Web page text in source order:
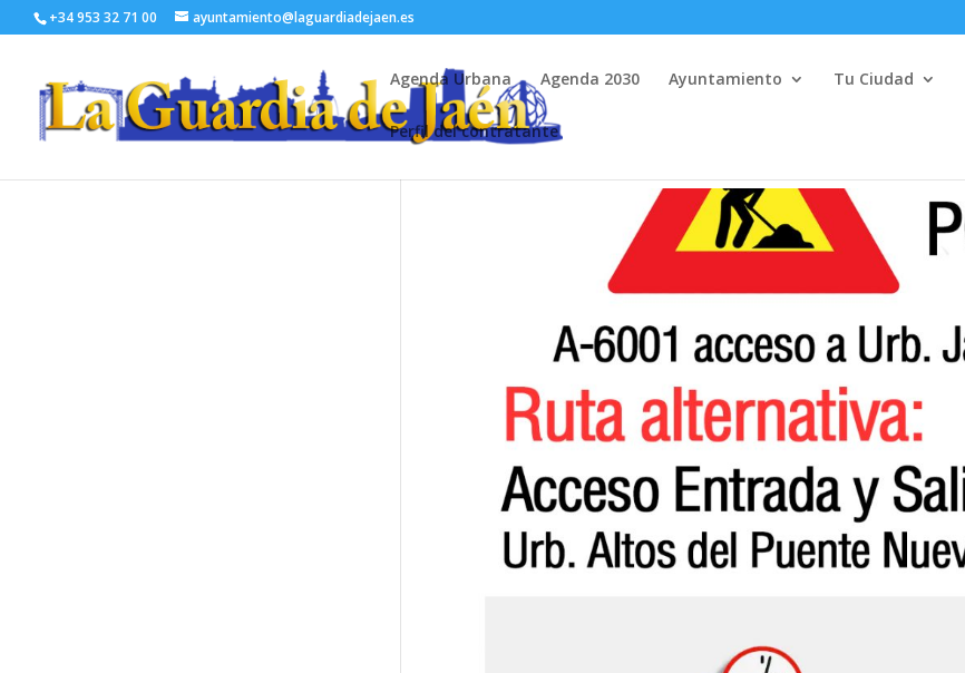
+34 953 32 71 00 ayuntamiento@laguardiadejaen.es
Agenda Urbana Agenda 2030 Ayuntamiento Tu Ciudad
Perfil del contratante